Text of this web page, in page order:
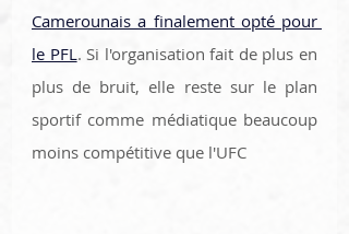
Camerounais a finalement opté pour
le PFL. Si l'organisation fait de plus en
plus de bruit, elle reste sur le plan
sportif comme médiatique beaucoup
moins compétitive que l'UFC